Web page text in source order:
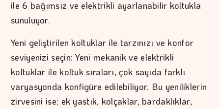
ile 6 bağımsız ve elektrikli ayarlanabilir koltukla
sunuluyor.
Yeni geliştirilen koltuklar ile tarzınızı ve konfor
seviyenizi seçin: Yeni mekanik ve elektrikli
koltuklar ile koltuk sıraları, çok sayıda farklı
varyasyonda konfigüre edilebiliyor. Bu yeniliklerin
zirvesini ise; ek yastık, kolçaklar, bardaklıklar,